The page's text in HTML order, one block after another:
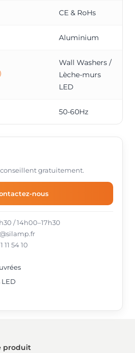
CE & RoHs
Aluminium
Wall Washers /
Lèche-murs
LED
50-60Hz
conseillent gratuitement.
nous
/ 14h00–17h30
54 10
produit